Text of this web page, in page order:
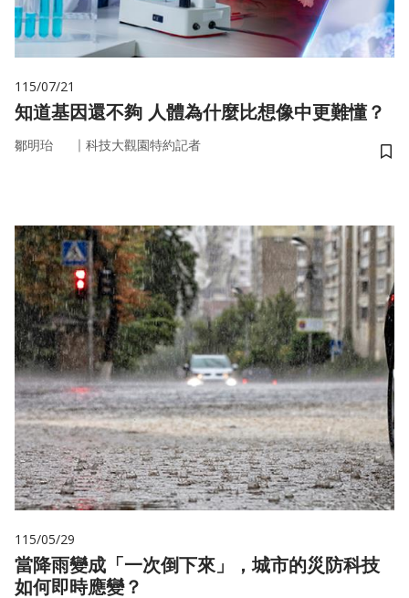
115/07/21
知道基因還不夠 人體為什麼比想像中更難懂？
鄒明珆 ｜ 科技大觀園特約記者
儲
115/05/29
當降雨變成「一次倒下來」，城市的災防科技
如何即時應變？